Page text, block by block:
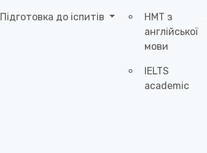
Підготовка до іспитів
НМТ з
англійської
мови
IELTS
academic